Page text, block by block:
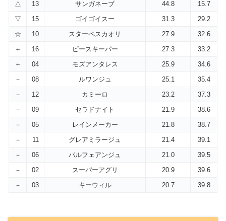
△
13 サンガネーブ 44.8
15.7
▽
15 ゴイゴイスー 31.3
29.2
☆
10 スターペスカオリ 27.9
32.6
＋
16 ピースキーパー 27.3
33.2
＋
04 モズアンタレス 25.9
34.6
－
08 ルワンジュ 25.1
35.4
－
12 カミーロ 23.2
37.3
－
09 セラドナイト 21.9
38.6
－
05 レインメーカー 21.8
38.7
－
11 グレアミラージュ 21.4
39.1
－
06 パルフェアンジュ 21.0
39.5
－
02 スーパーアグリ 20.9
39.6
－
03 キーウィル 20.7 39.8